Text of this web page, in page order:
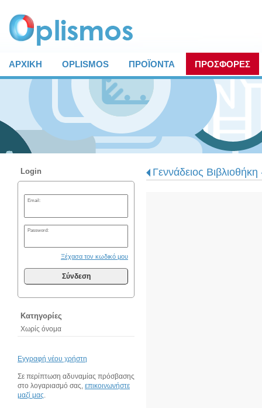
ΑΡΧΙΚΗ OPLISMOS ΠΡΟΪΟΝΤΑ ΠΡΟΣΦΟΡΕΣ
Login
Email:
Password:
Ξέχασα τον κωδικό μου
Σύνδεση
Κατηγορίες
Χωρίς όνομα
Εγγραφή νέου χρήστη
Σε περίπτωση αδυναμίας πρόσβασης
στο λογαριασμό σας, επικοινωνήστε
μαζί μας.
Γεννάδειος